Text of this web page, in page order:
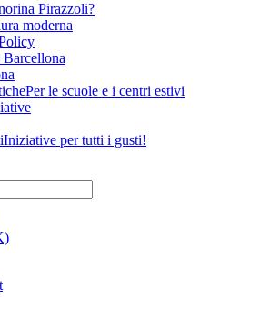
Pirazzoli?
moderna
Per le scuole e i centri estivi
Iniziative per tutti i gusti!